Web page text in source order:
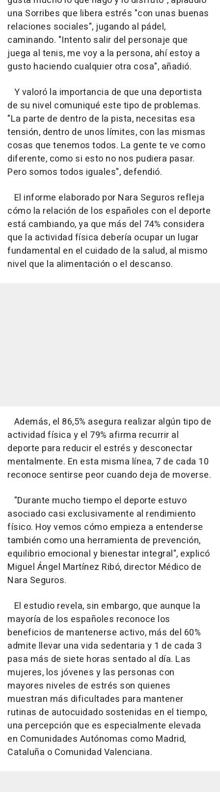
una Sorribes que libera estrés "con unas buenas
relaciones sociales", jugando al pádel,
caminando. "Intento salir del personaje que
juega al tenis, me voy a la persona, ahí estoy a
gusto haciendo cualquier otra cosa", añadió.
Y valoró la importancia de que una deportista
de su nivel comuniqué este tipo de problemas.
"La parte de dentro de la pista, necesitas esa
tensión, dentro de unos límites, con las mismas
cosas que tenemos todos. La gente te ve como
diferente, como si esto no nos pudiera pasar.
Pero somos todos iguales", defendió.
El informe elaborado por Nara Seguros refleja
cómo la relación de los españoles con el deporte
está cambiando, ya que más del 74% considera
que la actividad física debería ocupar un lugar
fundamental en el cuidado de la salud, al mismo
nivel que la alimentación o el descanso.
Además, el 86,5% asegura realizar algún tipo de
actividad física y el 79% afirma recurrir al
deporte para reducir el estrés y desconectar
mentalmente. En esta misma línea, 7 de cada 10
reconoce sentirse peor cuando deja de moverse.
"Durante mucho tiempo el deporte estuvo
asociado casi exclusivamente al rendimiento
físico. Hoy vemos cómo empieza a entenderse
también como una herramienta de prevención,
equilibrio emocional y bienestar integral", explicó
Miguel Ángel Martínez Ribó, director Médico de
Nara Seguros.
El estudio revela, sin embargo, que aunque la
mayoría de los españoles reconoce los
beneficios de mantenerse activo, más del 60%
admite llevar una vida sedentaria y 1 de cada 3
pasa más de siete horas sentado al día. Las
mujeres, los jóvenes y las personas con
mayores niveles de estrés son quienes
muestran más dificultades para mantener
rutinas de autocuidado sostenidas en el tiempo,
una percepción que es especialmente elevada
en Comunidades Autónomas como Madrid,
Cataluña o Comunidad Valenciana.